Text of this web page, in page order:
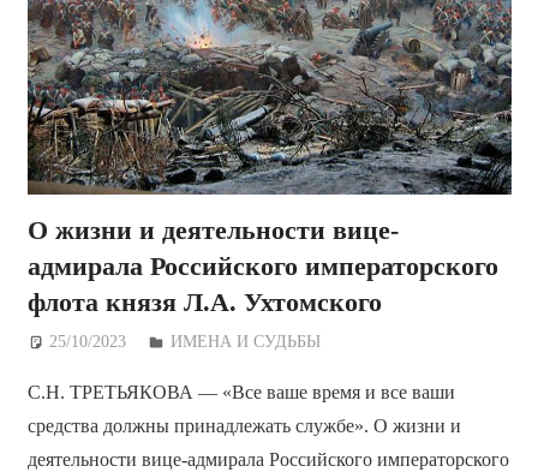
О жизни и деятельности вице-
адмирала Российского императорского
флота князя Л.А. Ухтомского
25/10/2023 Дежурный по Редакции
ИМЕНА И СУДЬБЫ
С.Н. ТРЕТЬЯКОВА — «Все ваше время и все ваши
средства должны принадлежать службе». О жизни и
деятельности вице-адмирала Российского императорского